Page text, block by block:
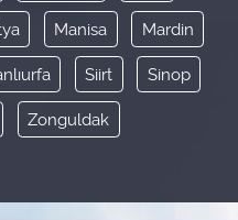
Manisa Mardin
Siirt Sinop
Zonguldak